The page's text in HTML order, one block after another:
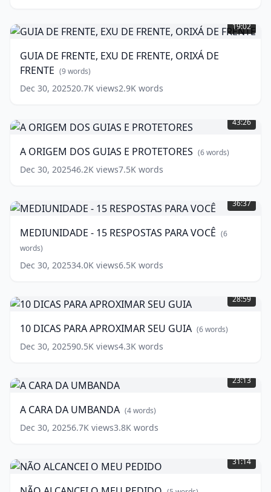
CABEÇA (9
DE
FRENTE,
DE
FRENTE,
ORIXÁ
DE
words)
19:02
GUIA DE FRENTE, EXU DE FRENTE, ORIXÁ DE
FRENTE (9words)
Dec 30, 202520.7K views2.9K words
ORIGEM
DOS
E
PROTETORES (6
43:26
A ORIGEM DOS GUIAS E PROTETORES (6words)
Dec 30, 202546.2K views7.5K words
-
15
PARA
VOCÊ
words)
36:37
MEDIUNIDADE - 15 RESPOSTAS PARA VOCÊ (6
words)
Dec 30, 202534.0K views6.5K words
DICAS
PARA
SEU
GUIA
(6
28:59
10 DICAS PARA APROXIMAR SEU GUIA (6words)
Dec 30, 202590.5K views4.3K words
CARA
DA
words)
23:13
A CARA DA UMBANDA (4words)
Dec 30, 20256.7K views3.8K words
ALCANCEI
O
31:14